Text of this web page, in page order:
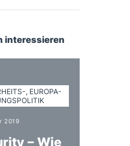
interessieren
, EUROPA- U
2019
– Wie